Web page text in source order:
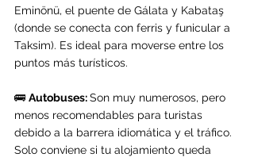
Eminönü, el puente de Gálata y Kabataş
(donde se conecta con ferris y funicular a
Taksim). Es ideal para moverse entre los
puntos más turísticos.
🚌 Autobuses: Son muy numerosos, pero
menos recomendables para turistas
debido a la barrera idiomática y el tráfico.
Solo conviene si tu alojamiento queda